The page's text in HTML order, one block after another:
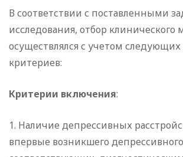
В соответствии с поставленными
исследования, отбор клинического
осуществлялся с учетом
критериев:
Критерии включения:
1. Наличие депрессивных
впервые возникшего